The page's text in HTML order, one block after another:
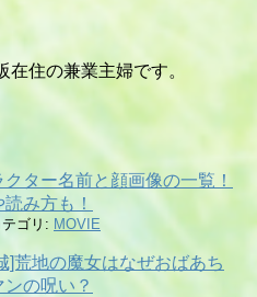
住の兼業主婦です。
ター名前と顔画像の一覧！
み方も！
テゴリ: MOVIE
]荒地の魔女はなぜおばあち
の呪い？